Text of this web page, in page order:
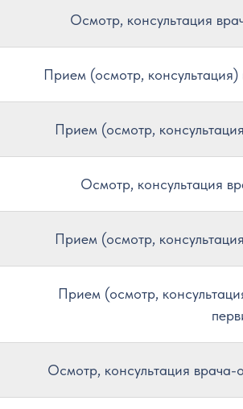
Осмотр, консультация
Прием (осмотр,
Прием (осмотр,
Осмотр, консультация
Прием (осмотр,
Прием (осмотр,
Осмотр, консультация